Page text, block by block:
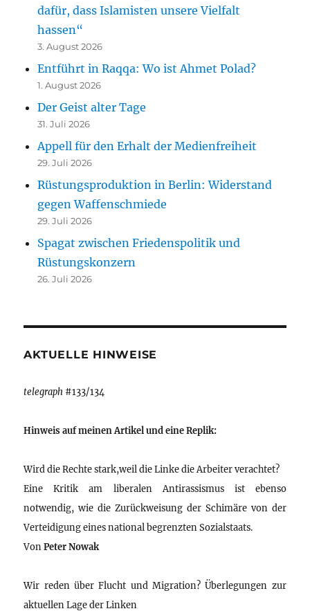
dafür, dass Islamisten unsere Vielfalt
hassen“
3. August 2026
Entführt in Raqqa: Wo ist Ahmet Polad?
1. August 2026
Der Geist alter Tage
31. Juli 2026
Appell für den Erhalt der Medienfreiheit
29. Juli 2026
Rüstungsproduktion in Berlin: Widerstand
gegen Waffenschmiede
29. Juli 2026
Spagat zwischen Friedenspolitik und
Rüstungskonzern
26. Juli 2026
AKTUELLE HINWEISE
telegraph #133/134
Hinweis auf meinen Artikel und eine Replik:
Wird die Rechte stark,weil die Linke die Arbeiter verachtet?
Eine Kritik am liberalen Antirassismus ist ebenso
notwendig, wie die Zurückweisung der Schimäre von der
Verteidigung eines national begrenzten Sozialstaats.
VonPeter Nowak
Wir reden über Flucht und Migration? Überlegungen zur
aktuellen Lage der Linken